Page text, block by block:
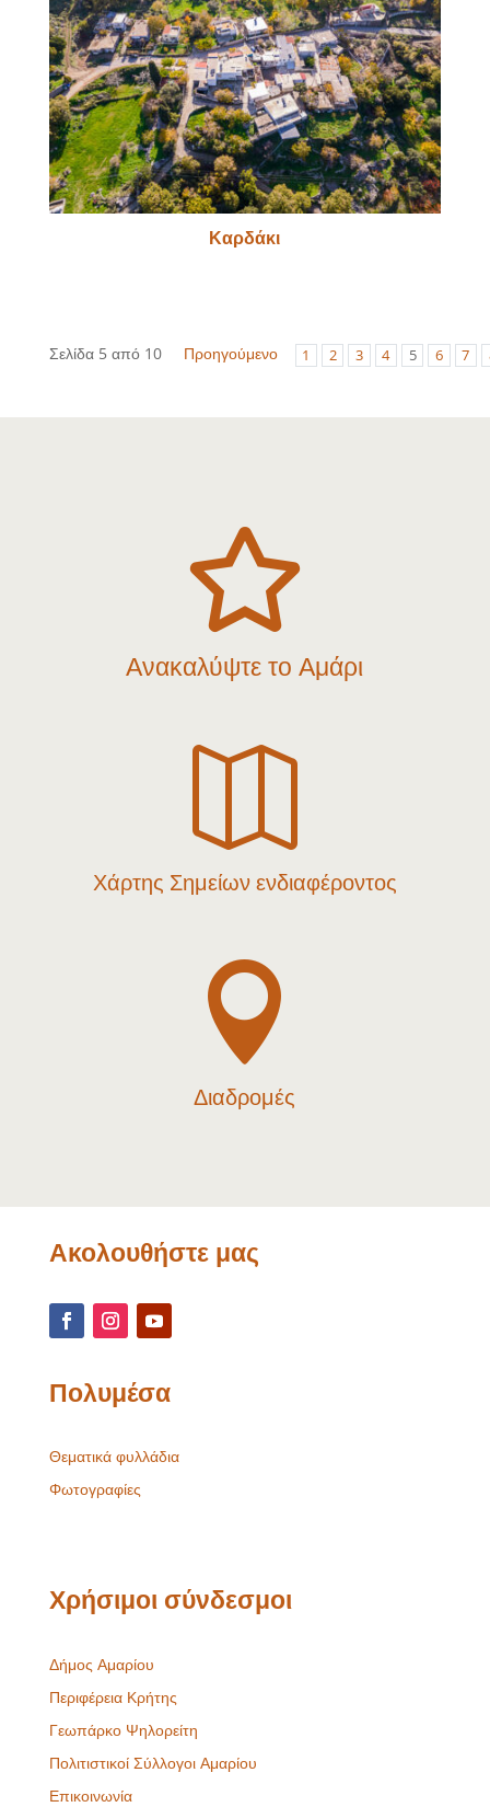
Καρδάκι
Σελίδα 5 από 10 Προηγούμενο 1 2 3 4 5 6 7

Ανακαλύψτε το Αμάρι

Χάρτης Σημείων ενδιαφέροντος

Διαδρομές
Ακολουθήστε μας
Πολυμέσα
Θεματικά φυλλάδια
Φωτογραφίες
Χρήσιμοι σύνδεσμοι
Δήμος Αμαρίου
Περιφέρεια Κρήτης
Γεωπάρκο Ψηλορείτη
Πολιτιστικοί Σύλλογοι Αμαρίου
Επικοινωνία